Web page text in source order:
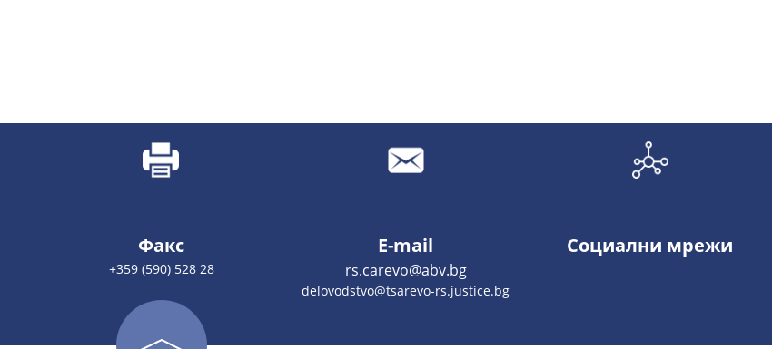
Факс
+359 (590) 528 28
E-mail
rs.carevo@abv.bg
delovodstvo@tsarevo-rs.justice.bg
Социални мрежи